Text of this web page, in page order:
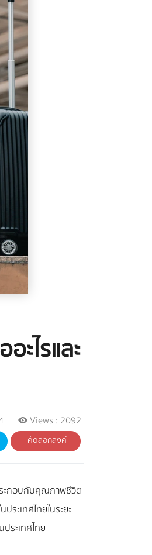
ะไรและ
Views : 2092
คัดลอกลิงค์
ระกอบกับคุณภาพชีวิต
ะเทศไทยในระยะ
ระเทศไทย